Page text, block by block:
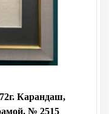
Карандаш,
№ 2515